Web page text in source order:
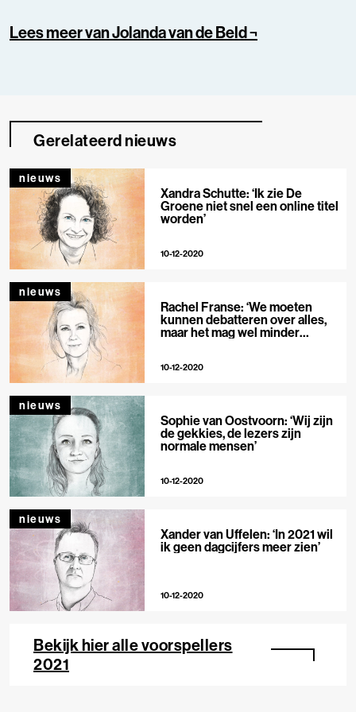
Lees meer van Jolanda van de Beld ¬
Gerelateerd nieuws
nieuws
Xandra Schutte: ‘Ik zie De
Groene niet snel een online titel
worden’
10-12-2020
nieuws
Rachel Franse: ‘We moeten
kunnen debatteren over alles,
maar het mag wel minder
10-12-2020
nieuws
Sophie van Oostvoorn: ‘Wij zijn
de gekkies, de lezers zijn
normale mensen’
10-12-2020
nieuws
Xander van Uffelen: ‘In 2021 wil
ik geen dagcijfers meer zien’
10-12-2020
Bekijk hier alle voorspellers
2021